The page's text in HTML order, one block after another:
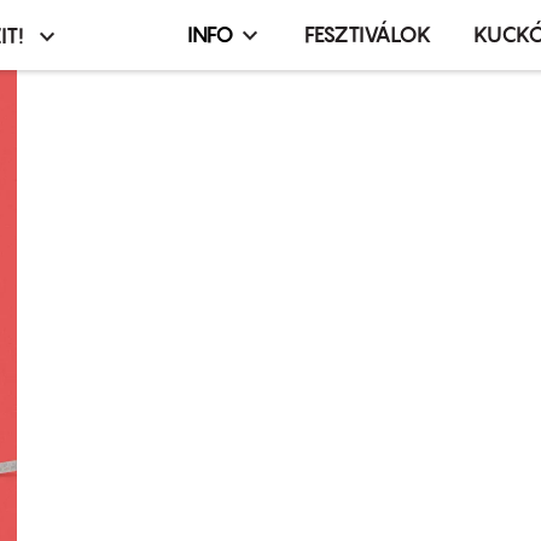
Infó,
INFO FESZTIVÁLOK